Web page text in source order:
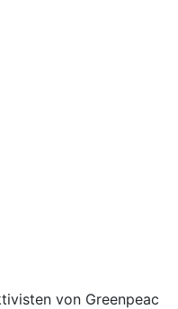
von Greenpeac